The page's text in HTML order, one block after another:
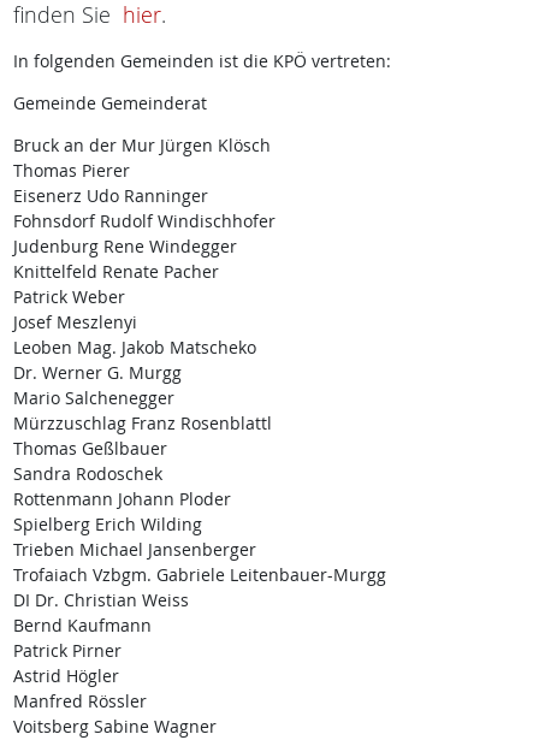
finden Sie hier.
In folgenden Gemeinden ist die KPÖ vertreten:
Gemeinde Gemeinderat
Bruck an der Mur Jürgen Klösch
Thomas Pierer
Eisenerz Udo Ranninger
Fohnsdorf Rudolf Windischhofer
Judenburg Rene Windegger
Knittelfeld Renate Pacher
Patrick Weber
Josef Meszlenyi
Leoben Mag. Jakob Matscheko
Dr. Werner G. Murgg
Mario Salchenegger
Mürzzuschlag Franz Rosenblattl
Thomas Geßlbauer
Sandra Rodoschek
Rottenmann Johann Ploder
Spielberg Erich Wilding
Trieben Michael Jansenberger
Trofaiach Vzbgm. Gabriele Leitenbauer-Murgg
DI Dr. Christian Weiss
Bernd Kaufmann
Patrick Pirner
Astrid Högler
Manfred Rössler
Voitsberg Sabine Wagner